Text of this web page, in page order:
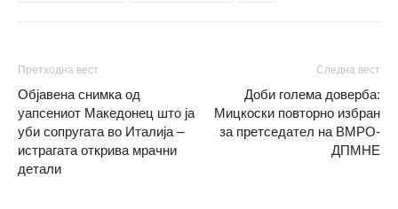
Претходна вест
Објавена снимка од
уапсениот Македонец што ја
уби сопругата во Италија –
истрагата открива мрачни
детали
Следна вест
Доби голема доверба:
Мицкоски повторно избран
за претседател на ВМРО-
ДПМНЕ